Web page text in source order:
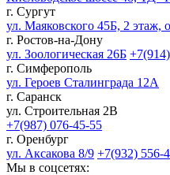
г. Сургут
ул. Маяковского 45Б, 2 этаж,
г. Ростов-на-Дону
ул. Зоологическая 26Б
г. Симферополь
ул. Героев Сталинграда 12А
г. Саранск
ул. Строительная 2В
+7(987) 076-45-55
г. Оренбург
ул. Аксакова 8/9 +7(932) 556-
Мы в соцсетях: